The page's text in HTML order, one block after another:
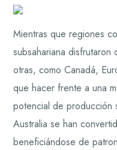
Mientras que regiones
subsahariana
otras, como Canadá,
que hacer frente a una
potencial de producción
Australia se han
beneficiándose de